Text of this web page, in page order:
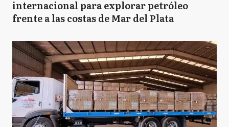
internacional para explorar petróleo
frente a las costas de Mar del Plata